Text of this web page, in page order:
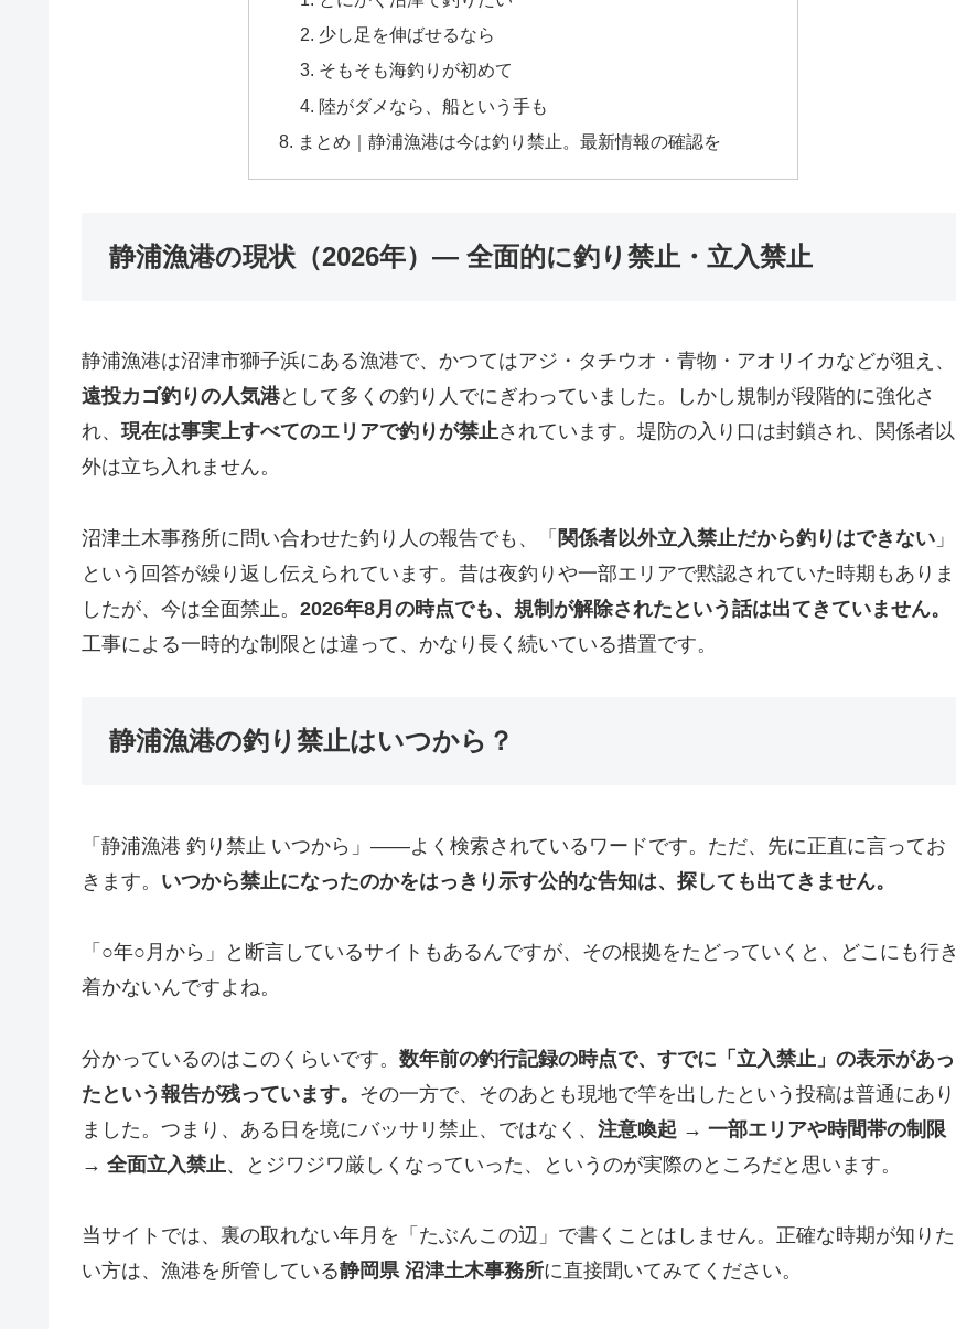
少し足を伸ばせるなら
そもそも海釣りが初めて
陸がダメなら、船という手も
まとめ｜静浦漁港は今は釣り禁止。最新情報の確認を
静浦漁港の現状（2026年）— 全面的に釣り禁止・立入禁止
静浦漁港は沼津市獅子浜にある漁港で、かつてはアジ・タチウオ・青物・アオリイカなどが狙え、
遠投カゴ釣りの人気港として多くの釣り人でにぎわっていました。しかし規制が段階的に強化さ
れ、 現在は事実上すべてのエリアで釣りが禁止されています。堤防の入り口は封鎖され、関係者以
外は立ち入れません。
沼津土木事務所に問い合わせた釣り人の報告でも、「 関係者以外立入禁止だから釣りはできない 」
という回答が繰り返し伝えられています。昔は夜釣りや一部エリアで黙認されていた時期もありま
したが、今は全面禁止。 2026年8月の時点でも、規制が解除されたという話は出てきていません。
工事による一時的な制限とは違って、かなり長く続いている措置です。
静浦漁港の釣り禁止はいつから？
「静浦漁港 釣り禁止 いつから」——よく検索されているワードです。ただ、先に正直に言ってお
きます。 いつから禁止になったのかをはっきり示す公的な告知は、探しても出てきません。
「○年○月から」と断言しているサイトもあるんですが、その根拠をたどっていくと、どこにも行き
着かないんですよね。
分かっているのはこのくらいです。 数年前の釣行記録の時点で、すでに「立入禁止」の表示があっ
たという報告が残っています。 その一方で、そのあとも現地で竿を出したという投稿は普通にあり
ました。つまり、ある日を境にバッサリ禁止、ではなく、 注意喚起 → 一部エリアや時間帯の制限
→ 全面立入禁止、とジワジワ厳しくなっていった、というのが実際のところだと思います。
当サイトでは、裏の取れない年月を「たぶんこの辺」で書くことはしません。正確な時期が知りた
い方は、漁港を所管している静岡県 沼津土木事務所に直接聞いてみてください。